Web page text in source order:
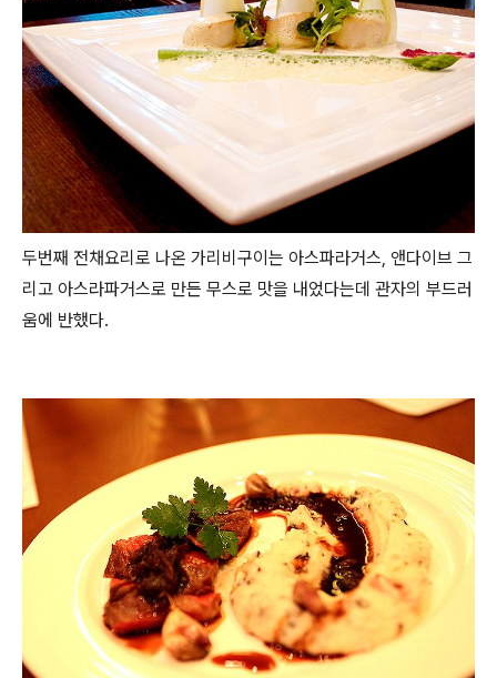
두번째 전채요리로 나온 가리비구이는 아스파라거스, 앤다이브 그
리고 아스라파거스로 만든 무스로 맛을 내었다는데 관자의 부드러
움에 반했다.